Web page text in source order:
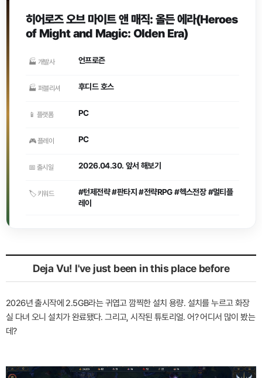
히어로즈 오브 마이트 앤 매직: 올든 에라(Heroes
of Might and Magic: Olden Era)
🏭 개발사 언프로즌
🏭 퍼블리셔 후디드 호스
📱 플랫폼 PC
🎮 플레이 PC
📅 출시일 2026.04.30. 앞서 해보기
🏷️ 키워드
#턴제전략 #판타지 #전략RPG #헥스전장 #멀티플
레이
Deja Vu! I've just been in this place before
2026년 출시작에 2.5GB라는 귀엽고 깜찍한 설치 용량. 설치를 누르고 화장
실 다녀 오니 설치가 완료됐다. 그리고, 시작된 튜토리얼. 어? 어디서 많이 봤는
데?